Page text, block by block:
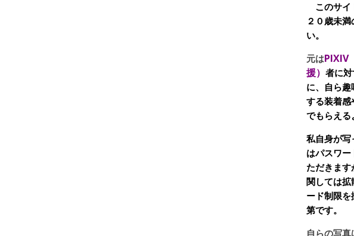
このサイ
２０歳未
い。
元はPIXIV
援） 者に
に、自ら
する装着感
でもらえる
私自身が写
はパスワ
ただきま
関しては拡
ード制限
第です。
自らの写